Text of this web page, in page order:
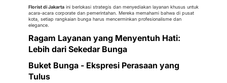
Florist di Jakarta ini berlokasi strategis dan menyediakan layanan khusus untuk
acara-acara corporate dan pemerintahan. Mereka memahami bahwa di pusat
kota, setiap rangkaian bunga harus mencerminkan profesionalisme dan
elegance.
Ragam Layanan yang Menyentuh Hati:
Lebih dari Sekedar Bunga
Buket Bunga - Ekspresi Perasaan yang
Tulus